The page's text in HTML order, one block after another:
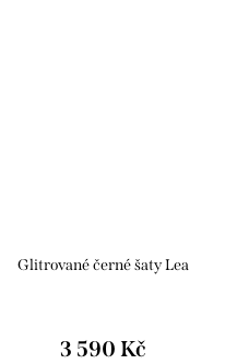
Glitrované černé šaty Lea
3 590 Kč